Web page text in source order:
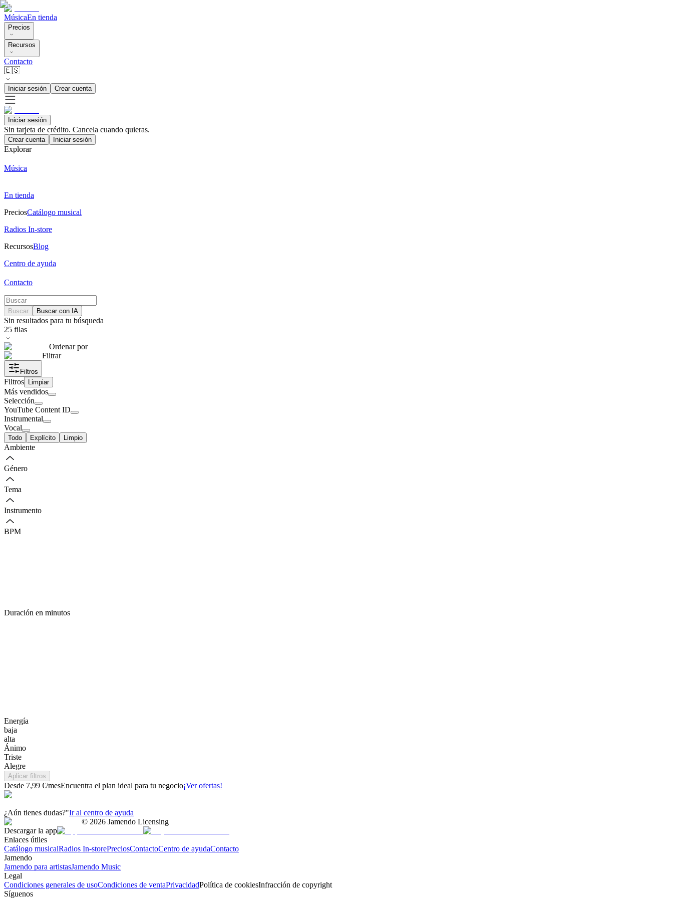
MúsicaEn tienda
Precios
Recursos
Contacto
🇪🇸
Iniciar sesión Crear cuenta
Iniciar sesión
Sin tarjeta de crédito. Cancela cuando quieras.
Crear cuenta Iniciar sesión
Explorar
Música
En tienda
PreciosCatálogo musical
Radios In-store
RecursosBlog
Centro de ayuda
Contacto
Buscar Buscar con IA
Sin resultados para tu búsqueda
25 filas
Ordenar por
Filtrar
Filtros
Filtros Limpiar
Más vendidos
Selección
YouTube Content ID
Instrumental
Vocal
Todo Explícito Limpio
Ambiente
Género
Tema
Instrumento
BPM
Duración en minutos
Energía
baja
alta
Ánimo
Triste
Alegre
Aplicar filtros
Desde 7,99 €/mesEncuentra el plan ideal para tu negocio¡Ver ofertas!
¿Aún tienes dudas?"Ir al centro de ayuda
© 2026 Jamendo Licensing
Descargar la app
Enlaces útiles
Catálogo musicalRadios In-storePreciosContactoCentro de ayudaContacto
Jamendo
Jamendo para artistasJamendo Music
Legal
Condiciones generales de usoCondiciones de ventaPrivacidadPolítica de cookiesInfracción de copyright
Síguenos